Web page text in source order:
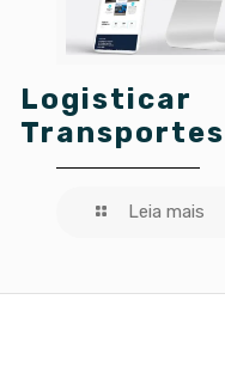
Logisticar
Transportes
Leia mais